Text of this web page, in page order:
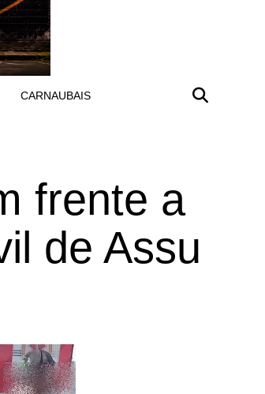
CARNAUBAIS
frente a
de Assu